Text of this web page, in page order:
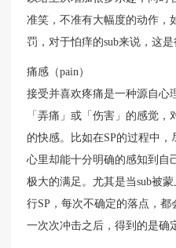
准笑，不准有大幅度的动作，
罚，对于怕痒的sub来说，这是
痛感（pain）
接受并喜欢疼痛是一种源自心
「弄痛」或「伤害」的感觉，
的快感。比如在SP的过程中
心里却能十分明确的感知到自
极大的满足。尤其是当sub被
行SP，每次不确定的落点，
一次次冲击之后，得到的是确